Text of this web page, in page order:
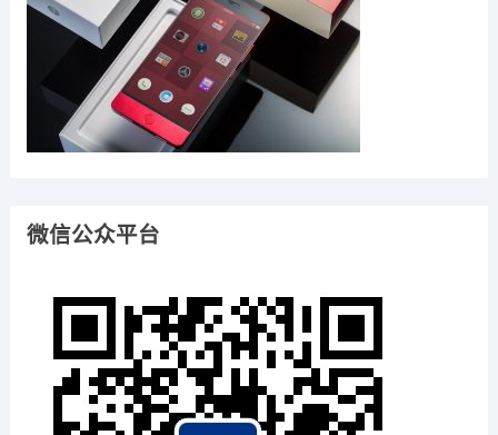
微信公众平台